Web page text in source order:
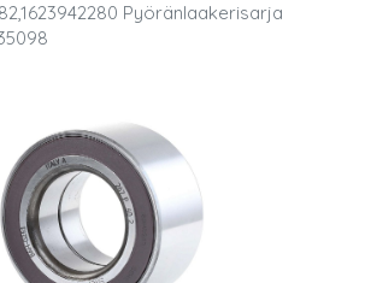
Pyöränlaakerisarja